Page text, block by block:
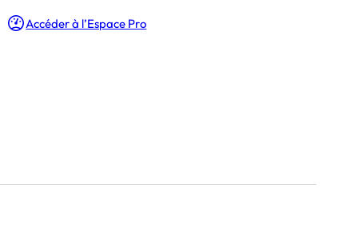
Accéder à l’Espace Pro